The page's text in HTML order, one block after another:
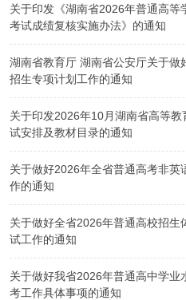
关于印发《湖南省2026年普通高等
考试成绩复核实施办法》的通知
湖南省教育厅 湖南省公安厅关于做
招生专项计划工作的通知
关于印发2026年10月湖南省高等教
试安排及教材目录的通知
关于做好2026年全省普通高考非英
作的通知
关于做好全省2026年普通高校招生
试工作的通知
关于做好我省2026年普通高中学业
考工作具体事项的通知